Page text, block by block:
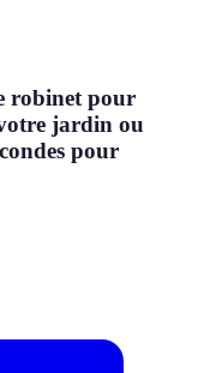
robinet pour
jardin ou
pour